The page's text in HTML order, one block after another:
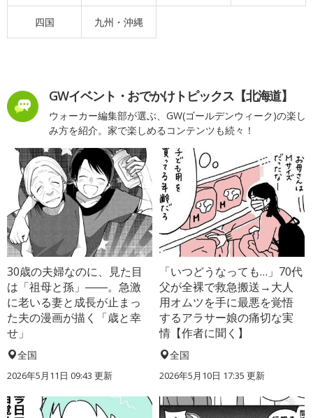
四国 九州・沖縄
GWイベント・おでかけトピックス【北海道】
ウォーカー編集部が選ぶ、GW(ゴールデンウィーク)の楽し
み方を紹介。家で楽しめるコンテンツも続々！
30歳の夫婦なのに、見た目
は「祖母と孫」――。急激
に老いる妻と成長が止まっ
た夫の漫画が描く「歳と幸
せ」
全国
2026年5月11日 09:43 更新
「いつどうなっても…」70代
父が全裸で救急搬送→大人
用オムツを手に最悪を覚悟
するアラサー娘の痛切な実
情【作者に聞く】
全国
2026年5月10日 17:35 更新